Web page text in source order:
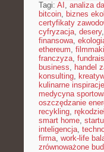
Tagi: AI , analiza
bitcoin, biznes
certyfikaty
cyfryzacja, desery,
finansowa,
ethereum,
franczyza,
business, handel
konsulting,
kulinarne inspiracje
medycyna
oszczędzanie
recykling,
smart home,
inteligencja,
firma, work-life
zrównoważone